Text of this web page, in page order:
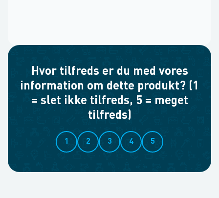
Hvor tilfreds er du med vores
information om dette produkt? (1
= slet ikke tilfreds, 5 = meget
tilfreds)
1 2 3 4 5